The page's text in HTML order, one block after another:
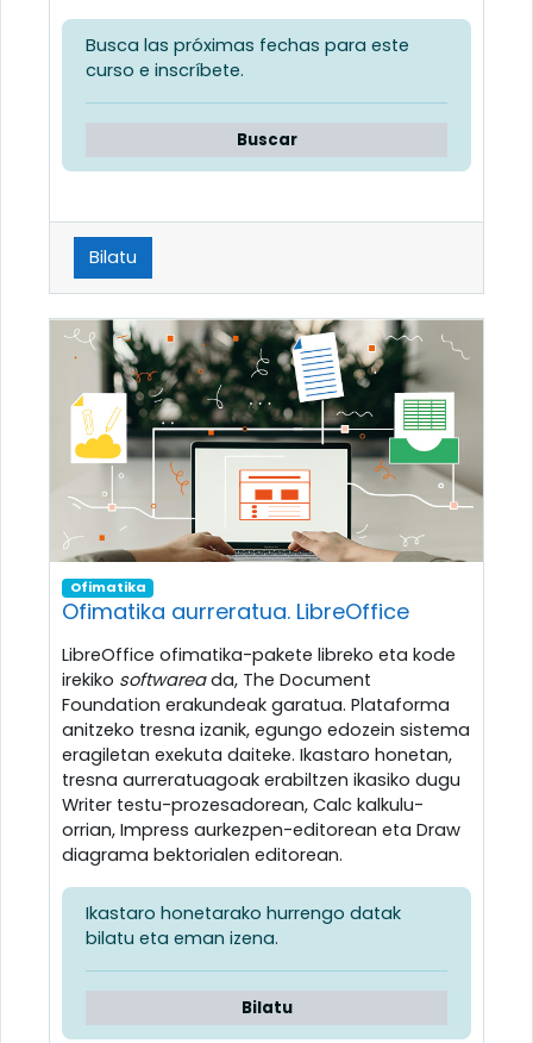
Busca las próximas fechas para este
curso e inscríbete.
Buscar
Bilatu
Ofimatika
Ofimatika aurreratua. LibreOffice
LibreOffice ofimatika-pakete libreko eta kode
irekiko softwareada, The Document
Foundation erakundeak garatua. Plataforma
anitzeko tresna izanik, egungo edozein sistema
eragiletan exekuta daiteke. Ikastaro honetan,
tresna aurreratuagoak erabiltzen ikasiko dugu
Writer testu-prozesadorean, Calc kalkulu-
orrian, Impress aurkezpen-editorean eta Draw
diagrama bektorialen editorean.
Ikastaro honetarako hurrengo datak
bilatu eta eman izena.
Bilatu